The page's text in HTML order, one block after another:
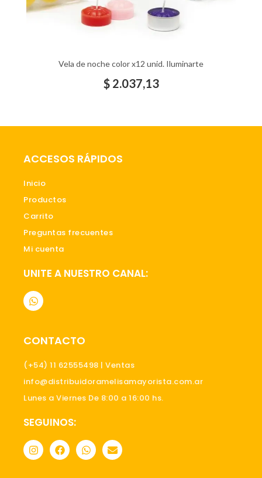
Vela de noche color x12 unid. Iluminarte
$2.037,13
ACCESOS RÁPIDOS
Inicio
Productos
Carrito
Preguntas frecuentes
Mi cuenta
UNITE A NUESTRO CANAL:
W
h
s
a
p
CONTACTO
(+54) 11 62555498 | Ventas
info@distribuidoramelisamayorista.com.ar
Lunes a Viernes De 8:00 a 16:00 hs.
SEGUINOS:
I
n
F
a
W
h
E
n